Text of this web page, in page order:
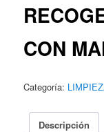
CON
Categoría:
Descripción